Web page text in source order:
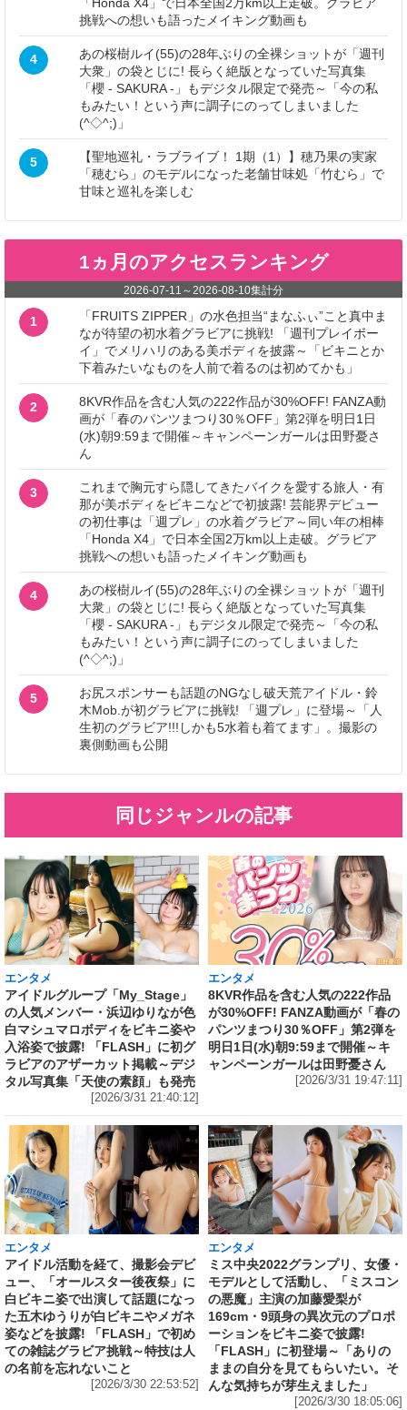
挑戦への想いも語ったメイキング動画も
4
あの桜樹ルイ(55)の28年ぶりの全裸ショットが「週刊
大衆」の袋とじに! 長らく絶版となっていた写真集
「櫻 - SAKURA -」もデジタル限定で発売～「今の私
もみたい！という声に調子にのってしまいました
(^◇^;)」
5
【聖地巡礼・ラブライブ！ 1期（1）】穂乃果の実家
「穂むら」のモデルになった老舗甘味処「竹むら」で
甘味と巡礼を楽しむ
1ヵ月のアクセスランキング
2026-07-11 ～2026-08-10集計分
1
「FRUITS ZIPPER」の水色担当“まなふぃ”こと真中ま
なが待望の初水着グラビアに挑戦! 「週刊プレイボー
イ」でメリハリのある美ボディを披露～「ビキニとか
下着みたいなものを人前で着るのは初めてかも」
2
8KVR作品を含む人気の222作品が30%OFF! FANZA動
画が「春のパンツまつり30％OFF」第2弾を明日1日
(水)朝9:59まで開催～キャンペーンガールは田野憂さ
ん
3
これまで胸元すら隠してきたバイクを愛する旅人・有
那が美ボディをビキニなどで初披露! 芸能界デビュー
の初仕事は「週プレ」の水着グラビア～同い年の相棒
「Honda X4」で日本全国2万km以上走破。グラビア
挑戦への想いも語ったメイキング動画も
4
あの桜樹ルイ(55)の28年ぶりの全裸ショットが「週刊
大衆」の袋とじに! 長らく絶版となっていた写真集
「櫻 - SAKURA -」もデジタル限定で発売～「今の私
もみたい！という声に調子にのってしまいました
(^◇^;)」
5
お尻スポンサーも話題のNGなし破天荒アイドル・鈴
木Mob.が初グラビアに挑戦! 「週プレ」に登場～「人
生初のグラビア!!!しかも5水着も着てます」。撮影の
裏側動画も公開
同じジャンルの記事
エンタメ
アイドルグループ「My_Stage」
の人気メンバー・浜辺ゆりなが色
白マシュマロボディをビキニ姿や
入浴姿で披露! 「FLASH」に初グ
ラビアのアザーカット掲載～デジ
タル写真集「天使の素顔」も発売
[2026/3/31 21:40:12]
エンタメ
8KVR作品を含む人気の222作品
が30%OFF! FANZA動画が「春の
パンツまつり30％OFF」第2弾を
明日1日(水)朝9:59まで開催～キ
ャンペーンガールは田野憂さん
[2026/3/31 19:47:11]
エンタメ
アイドル活動を経て、撮影会デビ
ュー、「オールスター後夜祭」に
白ビキニ姿で出演して話題になっ
た五木ゆうりが白ビキニやメガネ
姿などを披露! 「FLASH」で初め
ての雑誌グラビア挑戦～特技は人
の名前を忘れないこと
[2026/3/30 22:53:52]
エンタメ
ミス中央2022グランプリ、女優・
モデルとして活動し、「ミスコン
の悪魔」主演の加藤愛梨が
169cm・9頭身の異次元のプロポ
ーションをビキニ姿で披露!
「FLASH」に初登場～「ありの
ままの自分を見てもらいたい。そ
んな気持ちが芽生えました」
[2026/3/30 18:05:06]